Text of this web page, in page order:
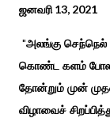
ஜனவரி 13, 2021
"அலங்கு செந்நெல்
கொண்ட களம்
தோன்றும் முன்
விழாவைச்